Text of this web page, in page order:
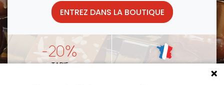
ENTREZ DANS LA BOUTIQUE
-20%
TARIF FABRICATION